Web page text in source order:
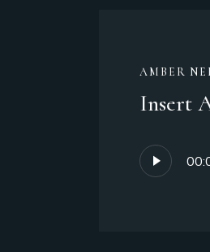
AMBER
Insert
Lecteur
audio